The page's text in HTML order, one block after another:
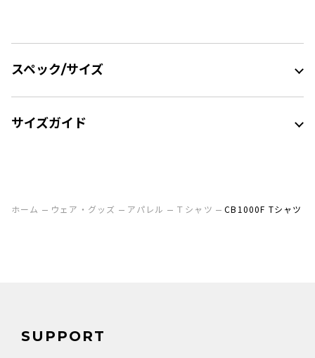
スペック/サイズ
サイズガイド
ホーム ウェア・グッズ アパレル Ｔシャツ CB1000F Tシャツ
SUPPORT